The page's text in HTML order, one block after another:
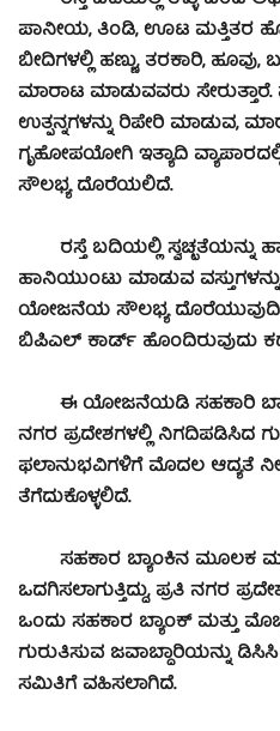
ಪಾನೀಯ, ತಿಂಡಿ, ಊಟ ಮತ್ತಿತರ
ಬೀದಿಗಳಲ್ಲಿ ಹಣ್ಣು, ತರಕಾರಿ, ಹೂವು,
ಮಾರಾಟ ಮಾಡುವವರು
ಉತ್ಪನ್ನಗಳನ್ನು ರಿಪೇರಿ ಮಾಡುವ,
ಗೃಹೋಪಯೋಗಿ ಇತ್ಯಾದಿ
ಸೌಲಭ್ಯ ದೊರೆಯಲಿದೆ.
ರಸ್ತೆ ಬದಿಯಲ್ಲಿ ಸ್ವಚ್ಛತೆಯನ್ನು
ಹಾನಿಯುಂಟು ಮಾಡುವ
ಯೋಜನೆಯ ಸೌಲಭ್ಯ
ಬಿಪಿಎಲ್ ಕಾರ್ಡ್ ಹೊಂದಿರುವುದು
ಈ ಯೋಜನೆಯಡಿ ಸಹಕಾರಿ
ನಗರ ಪ್ರದೇಶಗಳಲ್ಲಿ ನಿಗದಿಪಡಿಸಿದ
ಫಲಾನುಭವಿಗಳಿಗೆ ಮೊದಲ ಆದ್ಯತೆ
ತೆಗೆದುಕೊಳ್ಳಲಿದೆ.
ಸಹಕಾರ ಬ್ಯಾಂಕಿನ ಮೂಲಕ
ಒದಗಿಸಲಾಗುತ್ತಿದ್ದು, ಪ್ರತಿ ನಗರ
ಒಂದು ಸಹಕಾರ ಬ್ಯಾಂಕ್ ಮತ್ತು
ಗುರುತಿಸುವ ಜವಾಬ್ದಾರಿಯನ್ನು ಡಿಸಿಸಿ
ಸಮಿತಿಗೆ ವಹಿಸಲಾಗಿದೆ.